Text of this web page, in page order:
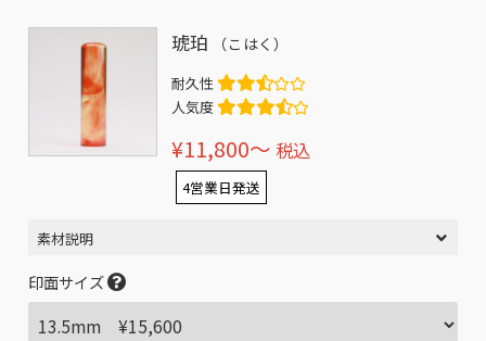
琥珀 （こはく）
耐久性
人気度
¥11,800〜 税込
4営業日発送
素材説明
印面サイズ